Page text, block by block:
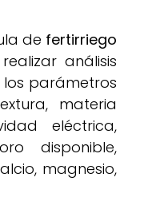
de fertirriego
análisis
los parámetros
materia
eléctrica,
disponible,
magnesio,